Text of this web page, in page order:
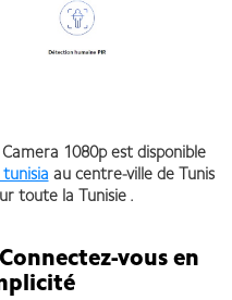
1080p est disponible
au centre-ville de Tunis
toute la Tunisie .
vous en